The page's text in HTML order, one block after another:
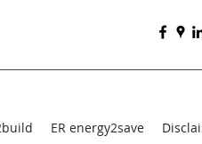
ER energy2save